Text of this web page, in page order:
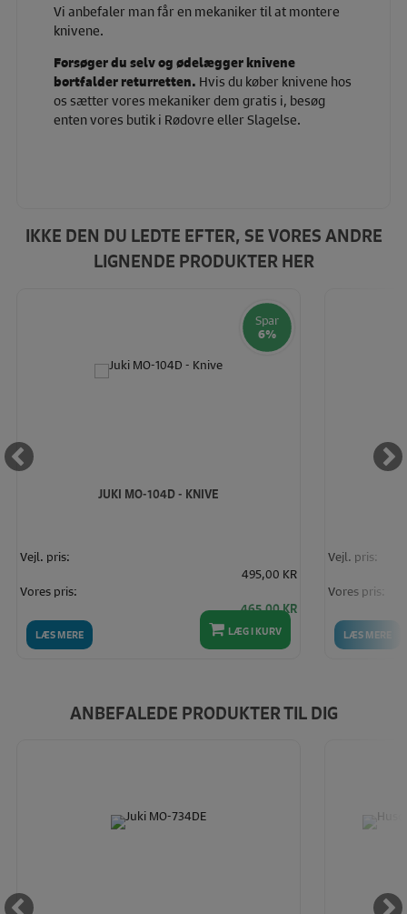
Vi anbefaler man får en mekaniker til at montere
knivene.
Forsøger du selv og ødelægger knivene
bortfalder returretten. Hvis du køber knivene hos
os sætter vores mekaniker dem gratis i, besøg
enten vores butik i Rødovre eller Slagelse.
IKKE DEN DU LEDTE EFTER, SE VORES ANDRE
LIGNENDE PRODUKTER HER
Spar
6%
JUKI MO-104D - KNIVE
LÆS MERE
Vejl. pris:
495,00 KR
Vores pris:
465,00 KR
LÆG I KURV LÆS MERE
Vejl. pris:
Vores pris:
ANBEFALEDE PRODUKTER TIL DIG